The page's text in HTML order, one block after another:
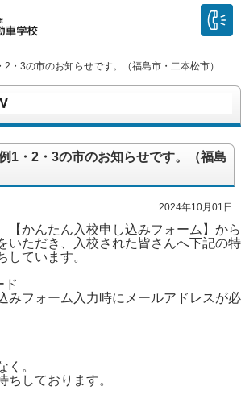
・3の市のお知らせです。（福島市・二本松市）
1・2・3の市のお知らせです。（福島
2024年10月01日
【かんたん入校申し込みフォーム】から
いただき、入校された皆さんへ下記の特
しています。
ド
みフォーム入力時にメールアドレスが必
く。
ちしております。